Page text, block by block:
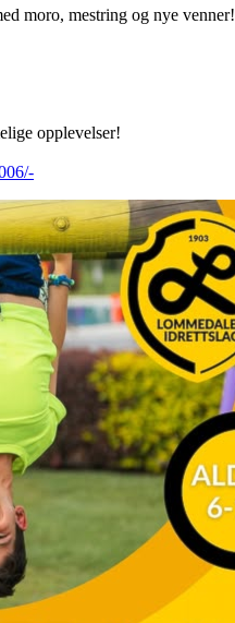
moro, mestring og nye venner!
opplevelser!